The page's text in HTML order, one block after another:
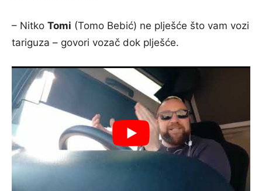
– Nitko Tomi (Tomo Bebić) ne plješće što vam vozi
tariguza – govori vozač dok plješće.